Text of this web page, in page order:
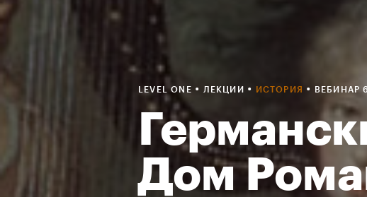
LEVEL ONE • ЛЕКЦИИ • ИСТОРИЯ • ВЕБИНАР
Дом